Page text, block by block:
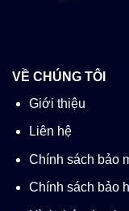
VỀ CHÚNG TÔI
Giới thiệu
Liên hệ
Chính sách bảo
Chính sách bảo